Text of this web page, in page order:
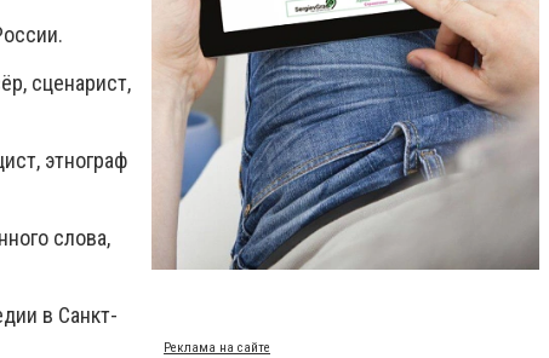
сценарист,
этнограф
слова,
в Санкт-
Реклама на сайте